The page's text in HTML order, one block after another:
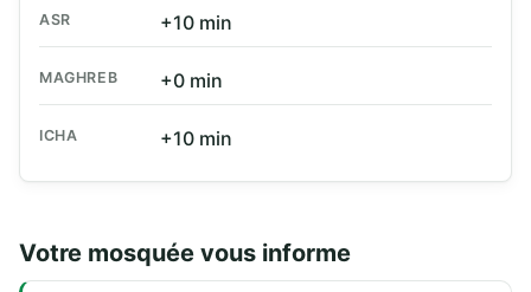
ASR +10 min
MAGHREB +0 min
ICHA +10 min
Votre mosquée vous informe